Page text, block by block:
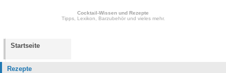
Cocktail-Wissen und Rezepte
Tipps, Lexikon, Barzubehör und vieles mehr.
Startseite
Rezepte